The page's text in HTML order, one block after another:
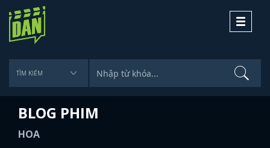
Toggle
BLOG PHIM
HOA